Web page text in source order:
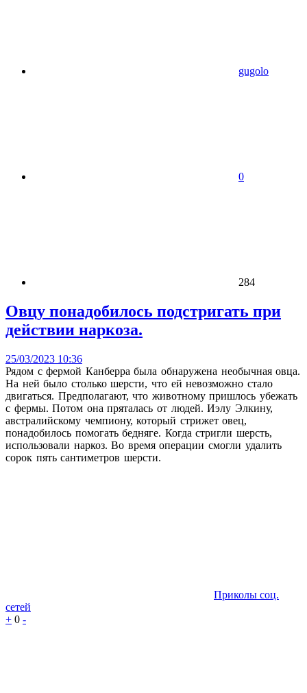
gugolo
0
284
Овцу понадобилось подстригать при
действии наркоза.
25/03/2023 10:36
Рядом с фермой Канберра была обнаружена необычная овца.
На ней было столько шерсти, что ей невозможно стало
двигаться. Предполагают, что животному пришлось убежать
с фермы. Потом она пряталась от людей. Иэлу Элкину,
австралийскому чемпиону, который стрижет овец,
понадобилось помогать бедняге. Когда стригли шерсть,
использовали наркоз. Во время операции смогли удалить
сорок пять сантиметров шерсти.
Приколы соц.
сетей
+ 0 -